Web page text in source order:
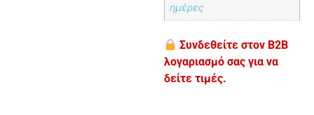
ημέρες
Συνδεθείτε στον B2B
λογαριασμό σας για να
δείτε τιμές.